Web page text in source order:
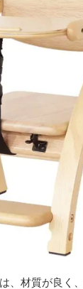
、材質が良く